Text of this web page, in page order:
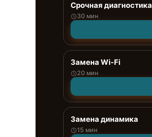
Срочная диагностика
30 мин
Замена Wi-Fi
20 мин
Замена динамика
15 мин